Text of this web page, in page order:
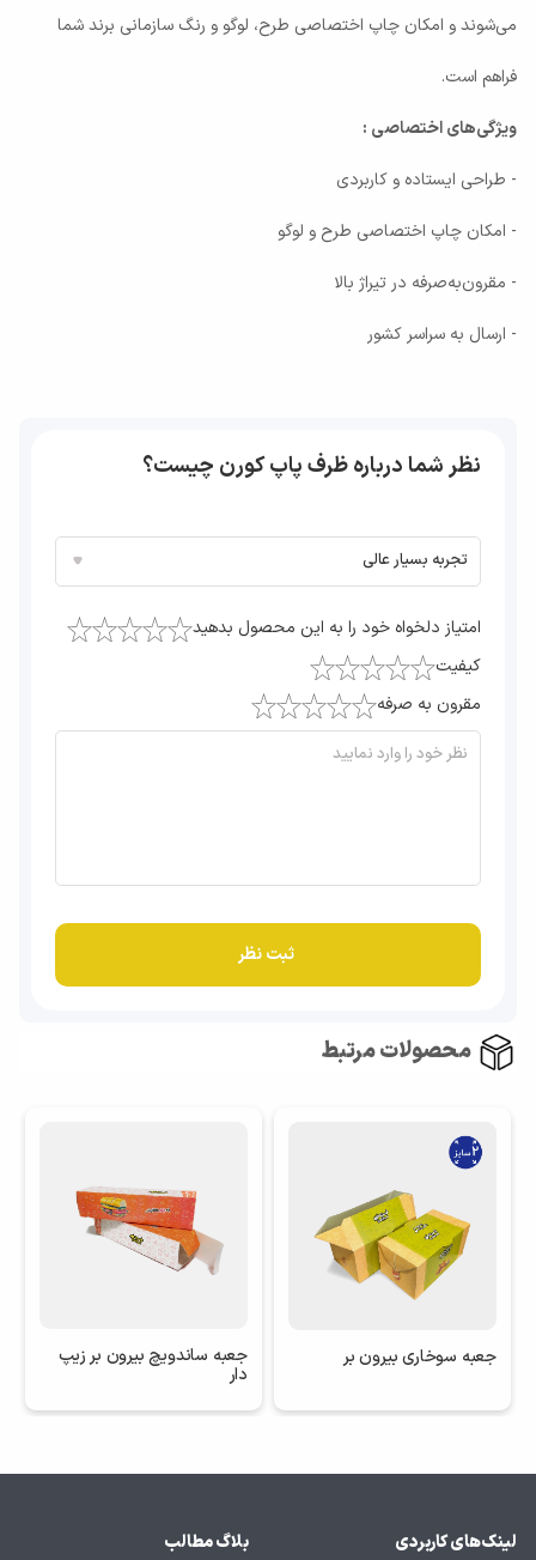
می‌شوند و امکان چاپ اختصاصی طرح، لوگو و رنگ سازمانی برند شما
فراهم است.
ویژگی‌های اختصاصی :
- طراحی ایستاده و کاربردی
- امکان چاپ اختصاصی طرح و لوگو
- مقرون‌به‌صرفه در تیراژ بالا
- ارسال به سراسر کشور
نظر شما درباره ظرف پاپ کورن چیست؟
امتیاز دلخواه خود را به این محصول بدهید
کیفیت
مقرون به صرفه
محصولات مرتبط
جعبه سوخاری بیرون بر جعبه ساندویچ بیرون بر زیپ
دار
لینک‌های کاربردی
بلاگ مطالب